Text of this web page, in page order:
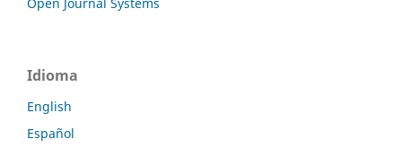
Idioma
English
Español